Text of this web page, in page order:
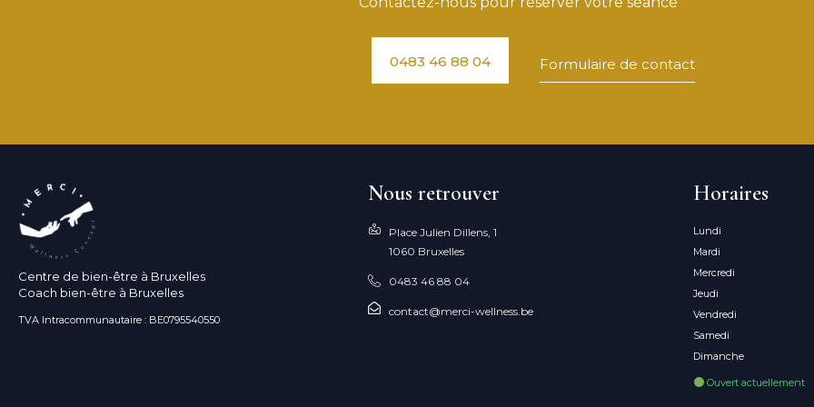
0483 46 88 04 Formulaire de contact
Centre de bien-être à Bruxelles
Coach bien-être à Bruxelles
TVA Intracommunautaire : BE0795540550
Nous retrouver
Place Julien Dillens, 1
1060 Bruxelles
0483 46 88 04
contact@merci-wellness.be
Horaires
Lundi
Mardi
Mercredi
Jeudi
Vendredi
Samedi
Dimanche
Ouvert actuellement